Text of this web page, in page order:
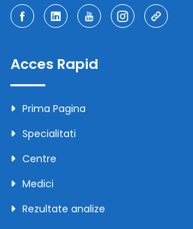
Acces Rapid
Prima Pagina
Specialitati
Centre
Medici
Rezultate analize